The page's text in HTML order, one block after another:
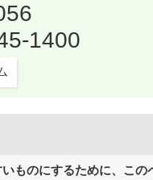
1400
ものにするために、こ